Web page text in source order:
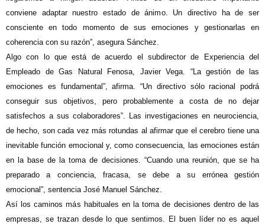
conviene adaptar nuestro estado de ánimo. Un directivo ha de ser
consciente en todo momento de sus emociones y gestionarlas en
coherencia con su razón”, asegura Sánchez.
Algo con lo que está de acuerdo el subdirector de Experiencia del
Empleado de Gas Natural Fenosa, Javier Vega. “La gestión de las
emociones es fundamental”, afirma. “Un directivo sólo racional podrá
conseguir sus objetivos, pero probablemente a costa de no dejar
satisfechos a sus colaboradores”. Las investigaciones en neurociencia,
de hecho, son cada vez más rotundas al afirmar que el cerebro tiene una
inevitable función emocional y, como consecuencia, las emociones están
en la base de la toma de decisiones. “Cuando una reunión, que se ha
preparado a conciencia, fracasa, se debe a su errónea gestión
emocional”, sentencia José Manuel Sánchez.
Así los caminos más habituales en la toma de decisiones dentro de las
empresas, se trazan desde lo que sentimos. El buen líder no es aquel